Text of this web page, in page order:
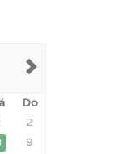
Do
2
9